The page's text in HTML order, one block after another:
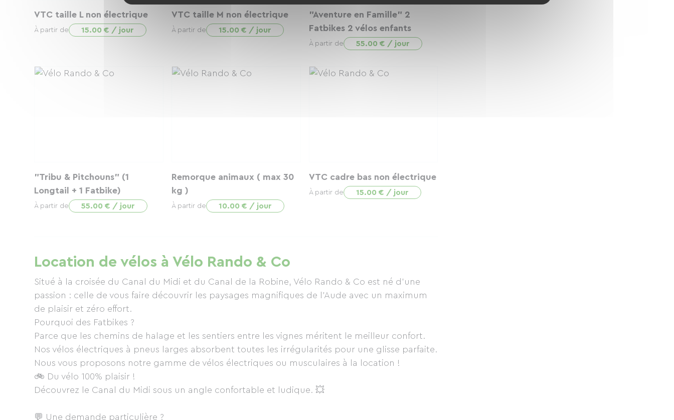
VTC taille L non électrique
À partir de 15.00 € / jour
VTC taille M non électrique
À partir de 15.00 € / jour
"Aventure en Famille" 2
Fatbikes 2 vélos enfants
À partir de 55.00 € / jour
"Tribu & Pitchouns" (1
Longtail + 1 Fatbike)
À partir de 55.00 € / jour
Remorque animaux ( max 30
kg )
À partir de 10.00 € / jour
VTC cadre bas non électrique
À partir de 15.00 € / jour
Location de vélos à Vélo Rando & Co
Situé à la croisée du Canal du Midi et du Canal de la Robine, Vélo Rando & Co est né d'une
passion : celle de vous faire découvrir les paysages magnifiques de l'Aude avec un maximum
de plaisir et zéro effort.
Pourquoi des Fatbikes ?
Parce que les chemins de halage et les sentiers entre les vignes méritent le meilleur confort.
Nos vélos électriques à pneus larges absorbent toutes les irrégularités pour une glisse parfaite.
Nous vous proposons notre gamme de vélos électriques ou musculaires à la location !
🚲 Du vélo 100% plaisir !
Découvrez le Canal du Midi sous un angle confortable et ludique. 💥
💬 Une demande particulière ?